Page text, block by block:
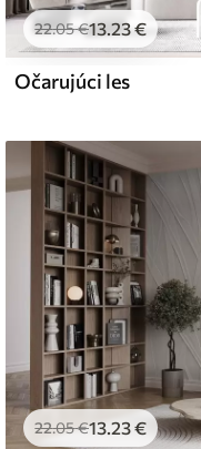
22.05€13 .23€
Očarujúci les
22.05€13 .23€